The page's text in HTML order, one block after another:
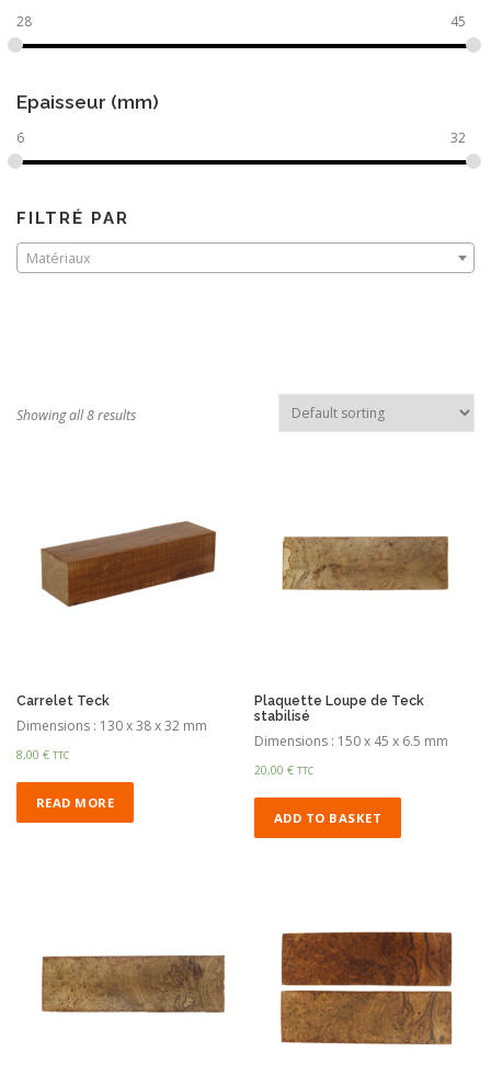
28 45
Epaisseur (mm)
6 32
FILTRÉ PAR
Matériaux
Showing all 8 results
Carrelet Teck
Dimensions : 130 x 38 x 32 mm
8,00 € TTC
READ MORE
Plaquette Loupe de Teck
stabilisé
Dimensions : 150 x 45 x 6.5 mm
20,00€ TTC
ADD TO BASKET